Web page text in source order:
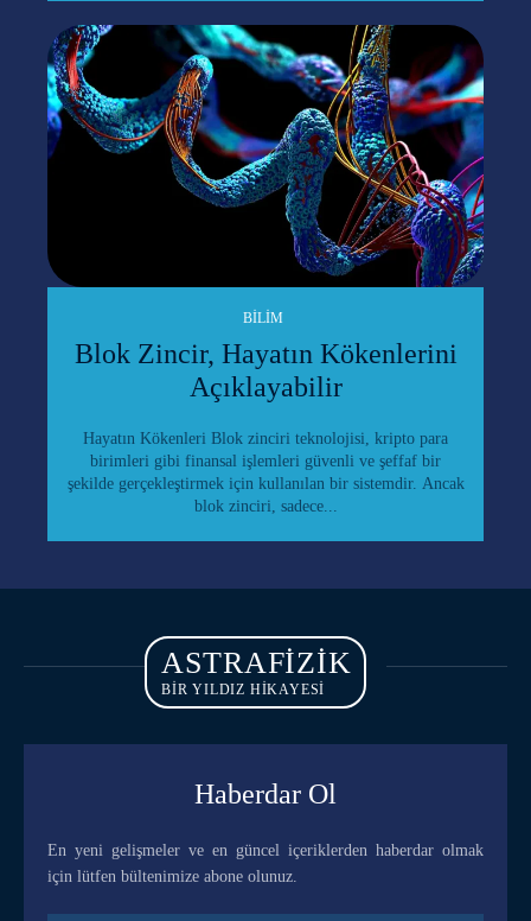
BILIM
Blok Zincir, Hayatın Kökenlerini
Açıklayabilir
Hayatın Kökenleri Blok zinciri teknolojisi, kripto para
birimleri gibi finansal işlemleri güvenli ve şeffaf bir
şekilde gerçekleştirmek için kullanılan bir sistemdir. Ancak
blok zinciri, sadece...
ASTRAFIZIK
BİR YILDIZ HİKAYESİ
Haberdar Ol
En yeni gelişmeler ve en güncel içeriklerden haberdar olmak
için lütfen bültenimize abone olunuz.